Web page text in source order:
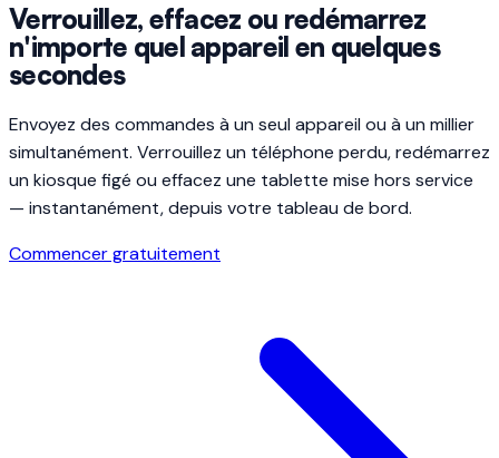
Verrouillez, effacez ou redémarrez
n'importe quel appareil en quelques
secondes
Envoyez des commandes à un seul appareil ou à un millier
simultanément. Verrouillez un téléphone perdu, redémarrez
un kiosque figé ou effacez une tablette mise hors service
— instantanément, depuis votre tableau de bord.
Commencer gratuitement